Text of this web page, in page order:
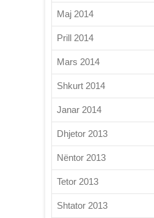
Maj 2014
Prill 2014
Mars 2014
Shkurt 2014
Janar 2014
Dhjetor 2013
Nëntor 2013
Tetor 2013
Shtator 2013